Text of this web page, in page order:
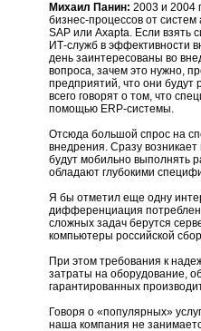
Михаил Панин: 2003 и 2004
бизнес-процессов от
SAP или Axapta. Если взять
ИТ-служб в эффективности
день заинтересованы во
вопроса, зачем это нужно,
предприятий, что они
всего говорят о том, что
помощью ERP-системы.
Отсюда большой спрос на
внедрения. Сразу
будут мобильно выполнять
обладают глубокими
Я бы отметил еще одну
дифференциация
сложных задач берутся
компьютеры российской
При этом требования к
затраты на оборудование,
гарантированных
Говоря о «популярных»
наша компания не